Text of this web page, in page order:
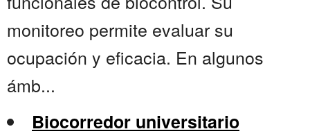
monitoreo permite evaluar su
ocupación y eficacia. En algunos
ámb...
Biocorredor universitario